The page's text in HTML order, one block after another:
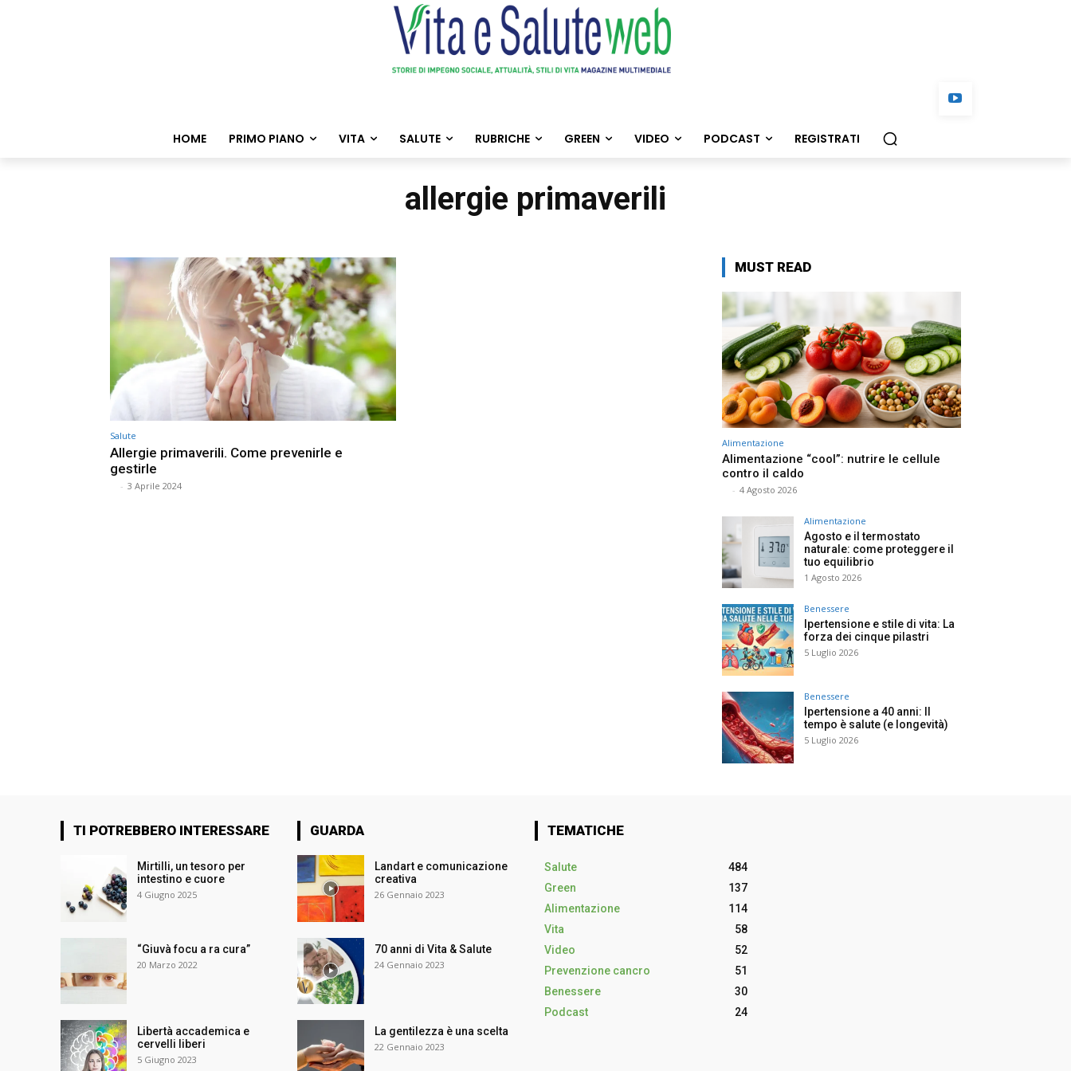
HOME PRIMO PIANO VITA SALUTE RUBRICHE GREEN VIDEO PODCAST REGISTRATI
allergie primaverili
Salute
Allergie primaverili. Come prevenirle e
gestirle
- 3 Aprile 2024
MUST READ
Alimentazione
Alimentazione “cool”: nutrire le cellule
contro il caldo
- 4 Agosto 2026
Alimentazione
Agosto e il termostato
naturale: come proteggere il
tuo equilibrio
1 Agosto 2026
Benessere
Ipertensione e stile di vita: La
forza dei cinque pilastri
5 Luglio 2026
Benessere
Ipertensione a 40 anni: Il
tempo è salute (e longevità)
5 Luglio 2026
TI POTREBBERO INTERESSARE
Mirtilli, un tesoro per
intestino e cuore
4 Giugno 2025
“Giuvà focu a ra cura”
20 Marzo 2022
Libertà accademica e
cervelli liberi
5 Giugno 2023
GUARDA
Landart e comunicazione
creativa
26 Gennaio 2023
70 anni di Vita & Salute
24 Gennaio 2023
La gentilezza è una scelta
22 Gennaio 2023
TEMATICHE
Salute
484
Green
137
Alimentazione
114
Vita
58
Video
52
Prevenzione cancro
51
Benessere
30
Podcast
24